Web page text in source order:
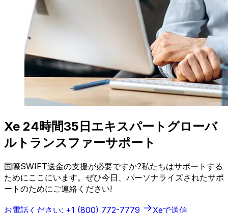
Xe 24時間35日エキスパートグローバ
ルトランスファーサポート
国際SWIFT送金の支援が必要ですか?私たちはサポートする
ためにここにいます。ぜひ今日、パーソナライズされたサポ
ートのためにご連絡ください!
お電話ください: +1 (800) 772-7779 Xeで送信